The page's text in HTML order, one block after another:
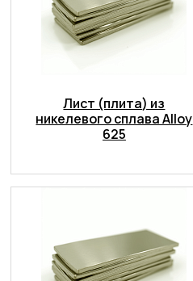
Лист (плита) из
никелевого сплава Alloy
625